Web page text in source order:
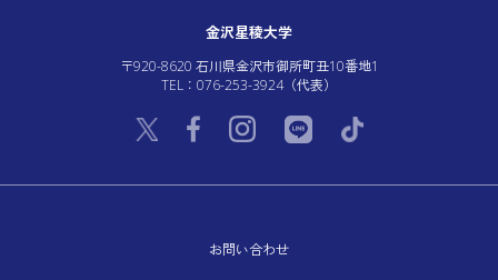
金沢星稜大学
〒920-8620 石川県金沢市御所町丑10番地1
TEL：076-253-3924（代表）
お問い合わせ